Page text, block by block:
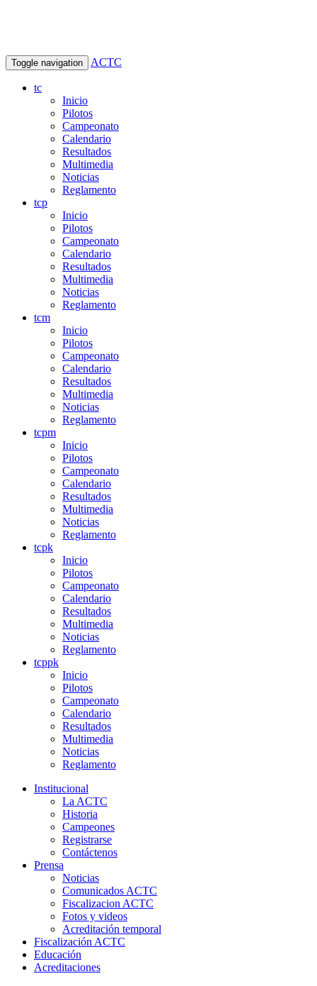
Toggle navigation ACTC
tc
Inicio
Pilotos
Campeonato
Calendario
Resultados
Multimedia
Noticias
Reglamento
tcp
Inicio
Pilotos
Campeonato
Calendario
Resultados
Multimedia
Noticias
Reglamento
tcm
Inicio
Pilotos
Campeonato
Calendario
Resultados
Multimedia
Noticias
Reglamento
tcpm
Inicio
Pilotos
Campeonato
Calendario
Resultados
Multimedia
Noticias
Reglamento
tcpk
Inicio
Pilotos
Campeonato
Calendario
Resultados
Multimedia
Noticias
Reglamento
tcppk
Inicio
Pilotos
Campeonato
Calendario
Resultados
Multimedia
Noticias
Reglamento
Institucional
La ACTC
Historia
Campeones
Registrarse
Contáctenos
Prensa
Noticias
Comunicados ACTC
Fiscalizacion ACTC
Fotos y videos
Acreditación temporal
Fiscalización ACTC
Educación
Acreditaciones